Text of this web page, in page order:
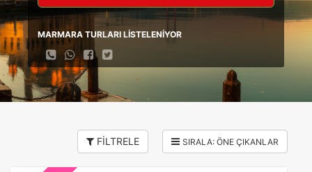
MARMARA TURLARI LİSTELENİYOR
FİLTRELE